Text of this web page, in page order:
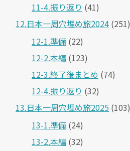
11-4.振り返り (41)
12.日本一周穴埋め旅2024 (251)
12-1.準備 (22)
12-2.本編 (123)
12-3.終了後まとめ (74)
12-4.振り返り (32)
13.日本一周穴埋め旅2025 (103)
13-1.準備 (24)
13-2.本編 (32)